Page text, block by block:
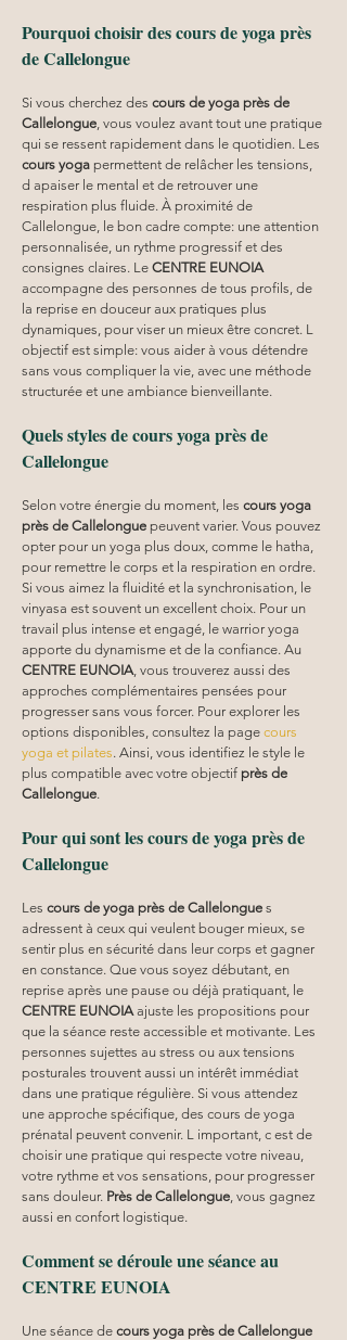
Pourquoi choisir des cours de yoga près
de Callelongue
Si vous cherchez des cours de yoga près de
Callelongue , vous voulez avant tout une pratique
qui se ressent rapidement dans le quotidien. Les
cours yoga permettent de relâcher les tensions,
d apaiser le mental et de retrouver une
respiration plus fluide. À proximité de
Callelongue, le bon cadre compte: une attention
personnalisée, un rythme progressif et des
consignes claires. Le CENTRE EUNOIA
accompagne des personnes de tous profils, de
la reprise en douceur aux pratiques plus
dynamiques, pour viser un mieux être concret. L
objectif est simple: vous aider à vous détendre
sans vous compliquer la vie, avec une méthode
structurée et une ambiance bienveillante.
Quels styles de cours yoga près de
Callelongue
Selon votre énergie du moment, les cours yoga
près de Callelongue peuvent varier. Vous pouvez
opter pour un yoga plus doux, comme le hatha,
pour remettre le corps et la respiration en ordre.
Si vous aimez la fluidité et la synchronisation, le
vinyasa est souvent un excellent choix. Pour un
travail plus intense et engagé, le warrior yoga
apporte du dynamisme et de la confiance. Au
CENTRE EUNOIA , vous trouverez aussi des
approches complémentaires pensées pour
progresser sans vous forcer. Pour explorer les
options disponibles, consultez la page cours
yoga et pilates. Ainsi, vous identifiez le style le
plus compatible avec votre objectif près de
Callelongue.
Pour qui sont les cours de yoga près de
Callelongue
Les cours de yoga près de Callelongue s
adressent à ceux qui veulent bouger mieux, se
sentir plus en sécurité dans leur corps et gagner
en constance. Que vous soyez débutant, en
reprise après une pause ou déjà pratiquant, le
CENTRE EUNOIA ajuste les propositions pour
que la séance reste accessible et motivante. Les
personnes sujettes au stress ou aux tensions
posturales trouvent aussi un intérêt immédiat
dans une pratique régulière. Si vous attendez
une approche spécifique, des cours de yoga
prénatal peuvent convenir. L important, c est de
choisir une pratique qui respecte votre niveau,
votre rythme et vos sensations, pour progresser
sans douleur. Près de Callelongue , vous gagnez
aussi en confort logistique.
Comment se déroule une séance au
CENTRE EUNOIA
Une séance de cours yoga près de Callelongue